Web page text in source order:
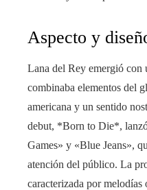
Aspecto y
Lana del Rey emergió con
combinaba elementos del
americana y un sentido
debut, *Born to Die*,
Games» y «Blue Jeans»,
atención del público. La
caracterizada por melodías